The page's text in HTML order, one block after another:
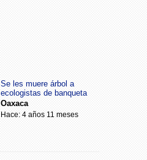
Se les muere árbol a
ecologistas de banqueta
Oaxaca
Hace: 4 años 11 meses